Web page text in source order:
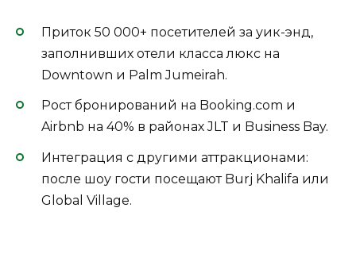
Приток 50 000+ посетителей за уик-энд,
заполнивших отели класса люкс на
Downtown и Palm Jumeirah.
Рост бронирований на Booking.com и
Airbnb на 40% в районах JLT и Business Bay.
Интеграция с другими аттракционами:
после шоу гости посещают Burj Khalifa или
Global Village.